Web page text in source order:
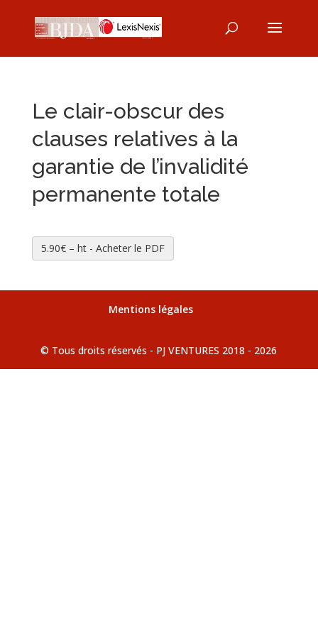
Le clair-obscur des
clauses relatives à la
garantie de l’invalidité
permanente totale
5.90€ – ht - Acheter le PDF
Mentions légales
© Tous droits réservés - PJ VENTURES 2018 - 2026